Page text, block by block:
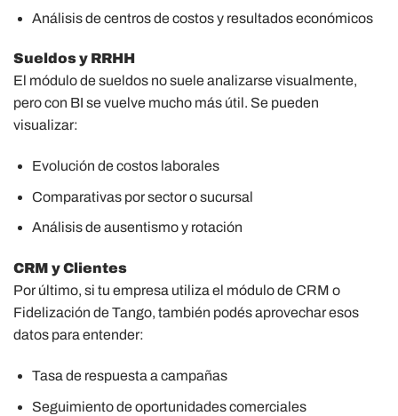
Análisis de centros de costos y resultados económicos
Sueldos y RRHH
El módulo de sueldos no suele analizarse visualmente,
pero con BI se vuelve mucho más útil. Se pueden
visualizar:
Evolución de costos laborales
Comparativas por sector o sucursal
Análisis de ausentismo y rotación
CRM y Clientes
Por último, si tu empresa utiliza el módulo de CRM o
Fidelización de Tango, también podés aprovechar esos
datos para entender:
Tasa de respuesta a campañas
Seguimiento de oportunidades comerciales